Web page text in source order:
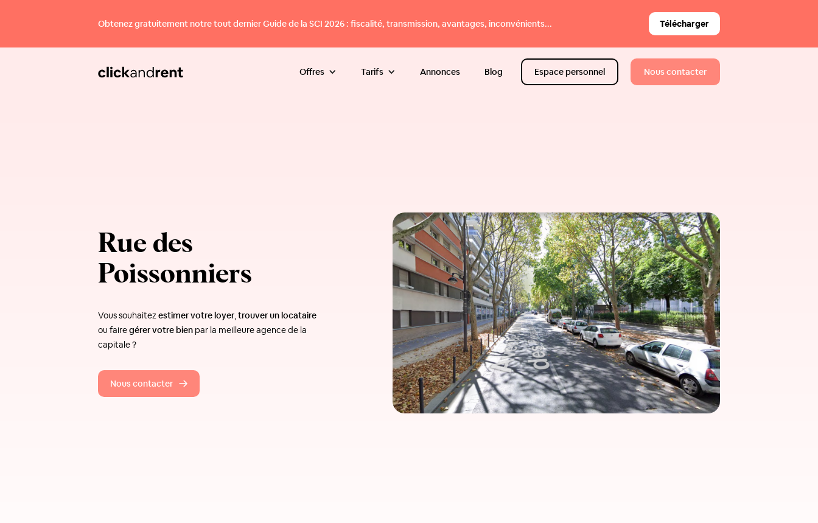
Obtenez gratuitement notre tout dernier Guide de la SCI 2026 : fiscalité, transmission, avantages, inconvénients... Télécharger
Offres Tarifs Annonces Blog Espace personnel Nous contacter
Rue des
Poissonniers
Vous souhaitezestimer votre loyer,trouver un locataire
ou fairegérer votre bien par la meilleure agence de la
capitale ?
Nous contacter